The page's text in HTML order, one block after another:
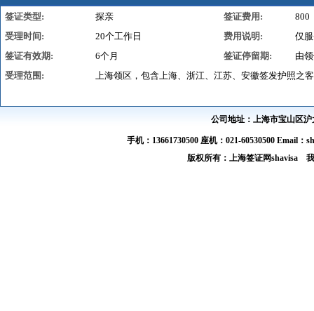
签证类型: 探亲 签证费用:
800
受理时间:
20个工作日 费用说明:
仅
签证有效期:
6个月 签证停留期:
由
受理范围:
上海领区，包含上海、浙江、江苏、安徽签发护照之
公司地址：上海市宝山区沪
手机：13661730500 座机：021-60530500 Email
版权所有：上海签证网shavisa